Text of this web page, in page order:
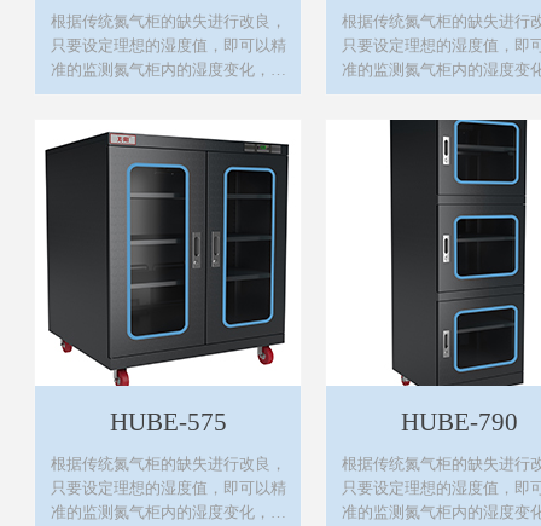
根据传统氮气柜的缺失进行改良，
只要设定理想的湿度值，即可以精
准的监测氮气柜内的湿度变化，自
动控制氮气的填充，进而达到有效
根据传统氮气柜的缺失进行
只要设定理想的湿度值，即
准的监测氮气柜内的湿度变
动控制氮气的填充，进而达
的节约能源及良好的防氧化
HUBE-575
根据传统氮气柜的缺失进行改良，
只要设定理想的湿度值，即可以精
准的监测氮气柜内的湿度变化，自
HUBE-790
根据传统氮气柜的缺失进行
只要设定理想的湿度值，即
准的监测氮气柜内的湿度变